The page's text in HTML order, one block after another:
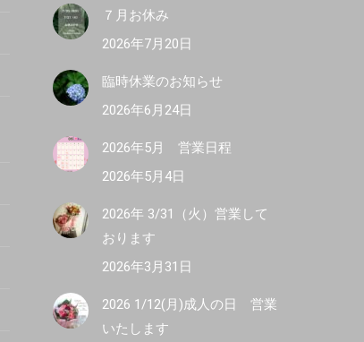
７月お休み
2026年7月20日
臨時休業のお知らせ
2026年6月24日
2026年5月 営業日程
2026年5月4日
2026年 3/31（火）営業して
おります
2026年3月31日
2026 1/12(月)成人の日 営業
いたします